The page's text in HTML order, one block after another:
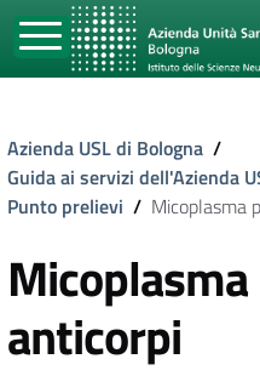
Azienda USL di Bologna /
Guida ai servizi dell'Azienda
Punto prelievi / Micoplasma
anticorpi